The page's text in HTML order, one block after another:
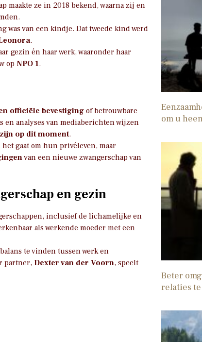
maakte ze in 2018 bekend, waarna zij en
was van een kindje. Dat tweede kind werd
.
gezin én haar werk, waaronder haar
op NPO 1.
officiële bevestiging of betrouwbare
en analyses van mediaberichten wijzen
op dit moment.
gaat om hun privéleven, maar
van een nieuwe zwangerschap van
en gezin
inclusief de lichamelijke en
als werkende moeder met een
te vinden tussen werk en
partner, Dexter van der Voorn, speelt
om u heen
Beter
relaties